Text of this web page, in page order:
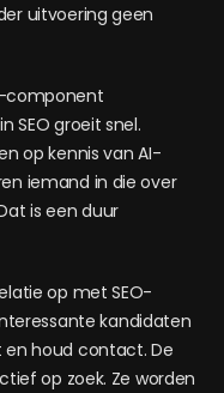
uitvoering geen
component
SEO groeit snel.
op kennis van AI-
iemand in die over
is een duur
op met SEO-
kandidaten
en houd contact. De
op zoek. Ze worden